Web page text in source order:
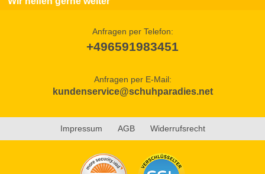
Anfragen per Telefon:
+496591983451
Anfragen per E-Mail:
kundenservice@schuhparadies.net
Impressum AGB Widerrufsrecht